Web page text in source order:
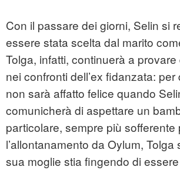
Con il passare dei giorni, Selin si
essere stata scelta dal marito
Tolga, infatti, continuerà a
nei confronti dell’ex fidanzata:
non sarà affatto felice quando
comunicherà di aspettare un
particolare, sempre più sofferente
l’allontanamento da Oylum,
sua moglie stia fingendo di